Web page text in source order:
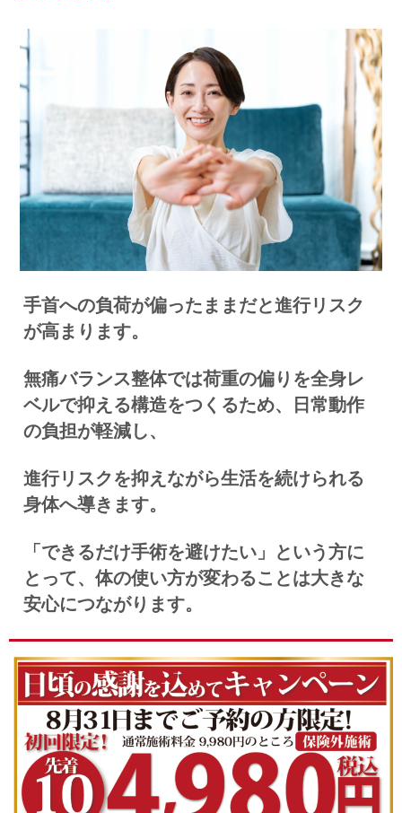
手首への負荷が偏ったままだと進行リスク
が高まります。
無痛バランス整体では荷重の偏りを全身レ
ベルで抑える構造をつくるため、日常動作
の負担が軽減し、
進行リスクを抑えながら生活を続けられる
身体へ導きます。
「できるだけ手術を避けたい」という方に
とって、体の使い方が変わることは大きな
安心につながります。